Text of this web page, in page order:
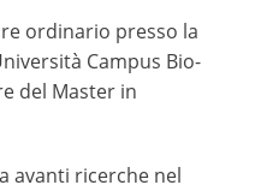
ordinario presso la
Campus Bio-
del Master in
avanti ricerche nel